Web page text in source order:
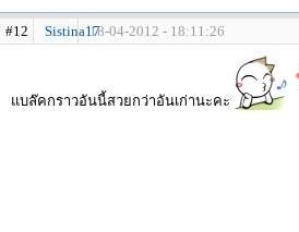
#12 Sistina1718-04-2012 - 18:11:26
แบล๊คกราวอันนี้สวยกว่าอันเก่านะคะ